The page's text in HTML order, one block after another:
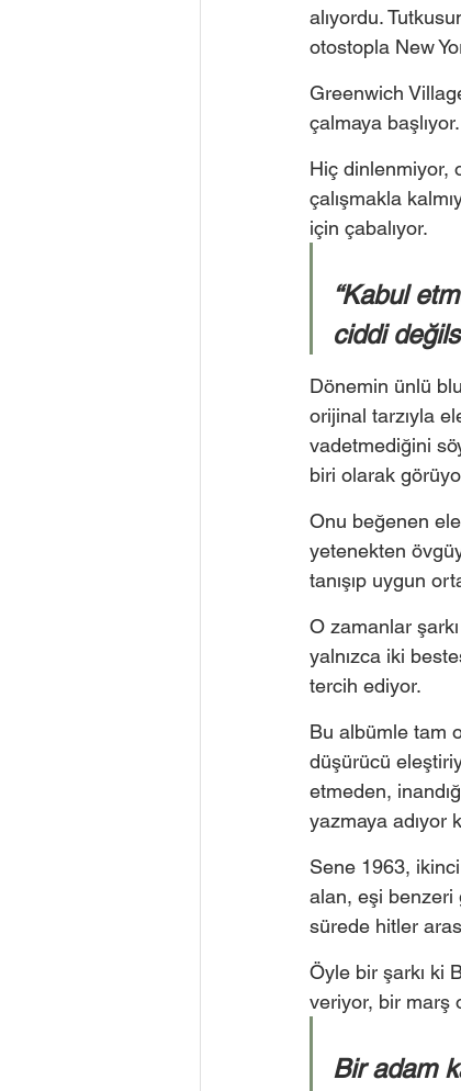
alıyordu.
otostopla New
Greenwich
çalmaya başlıyor.
Hiç dinlenmiyor,
çalışmakla
için çabalıyor.
“Kabul
ciddi
Dönemin ünlü
orijinal tarzıyla
vadetmediğini
biri olarak
Onu beğenen
yetenekten
tanışıp uygun
O zamanlar
yalnızca iki
tercih ediyor.
Bu albümle tam
düşürücü
etmeden,
yazmaya adıyor
Sene 1963,
alan, eşi benzeri
sürede hitler
Öyle bir şarkı ki
veriyor, bir marş
Bir adam